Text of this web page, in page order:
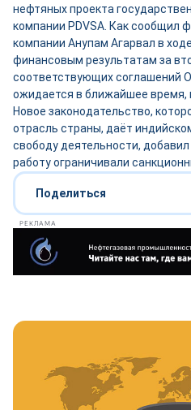
нефтяных проекта
компании PDVSA. Как сообщил
компании Анупам Агарвал в
финансовым результатам за
соответствующих соглашений
ожидается в ближайшее время,
Новое законодательство,
отрасль страны, даёт
свободу деятельности,
работу ограничивали
Поделиться
РЕКЛАМА